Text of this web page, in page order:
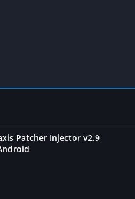
Patcher Injector v2.9